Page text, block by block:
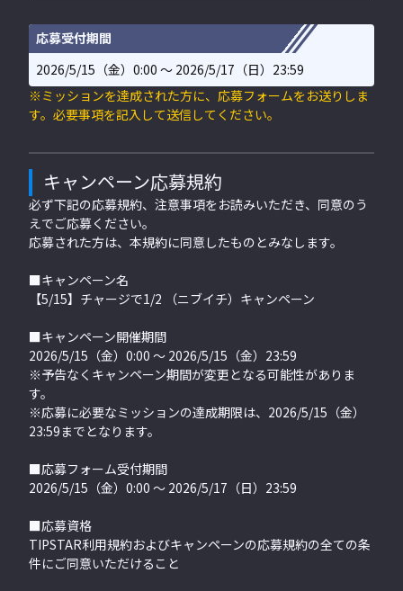
応募受付期間
2026/5/15（金）0:00 〜 2026/5/17（日）23:59
※ミッションを達成された方に、応募フォームをお送りしま
す。必要事項を記入して送信してください。
キャンペーン応募規約
必ず下記の応募規約、注意事項をお読みいただき、同意のう
えでご応募ください。
応募された方は、本規約に同意したものとみなします。
■キャンペーン名
【5/15】チャージで1/2 （ニブイチ）キャンペーン
■キャンペーン開催期間
2026/5/15（金）0:00 〜 2026/5/15（金）23:59
※予告なくキャンペーン期間が変更となる可能性がありま
す。
※応募に必要なミッションの達成期限は、2026/5/15（金）
23:59までとなります。
■応募フォーム受付期間
2026/5/15（金）0:00 〜 2026/5/17（日）23:59
■応募資格
TIPSTAR利用規約およびキャンペーンの応募規約の全ての条
件にご同意いただけること